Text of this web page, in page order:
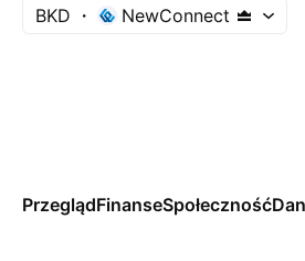
BKD NewConnect
PrzeglądFinanseSpołeczność